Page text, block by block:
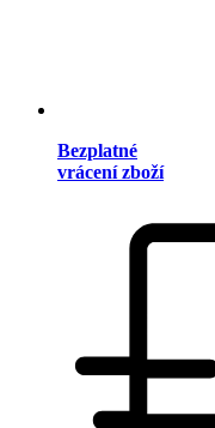
Bezplatné
vrácení zboží